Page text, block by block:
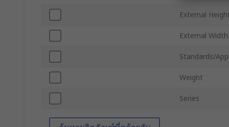
External
External Width
Standards/
Weight
Series